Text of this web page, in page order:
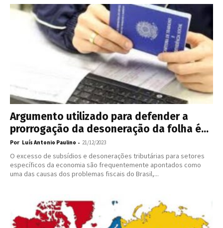
Argumento utilizado para defender a
prorrogação da desoneração da folha é...
Por Luís Antonio Paulino - 21/12/2023
O excesso de subsídios e desonerações tributárias para setores
específicos da economia são frequentemente apontados como
uma das causas dos problemas fiscais do Brasil,...